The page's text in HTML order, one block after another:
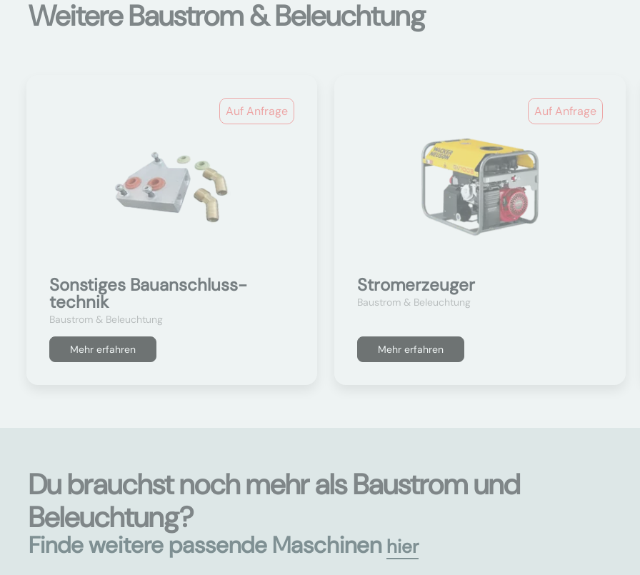
Weitere Baustrom & Beleuchtung
Auf Anfrage
Sonstiges Bauanschluss-
technik
Baustrom & Beleuchtung
Mehr erfahren
Auf Anfrage
Stromerzeuger
Baustrom & Beleuchtung
Mehr erfahren
Du brauchst noch mehr als Baustrom und
Beleuchtung?
Finde weitere passende Maschinen hier